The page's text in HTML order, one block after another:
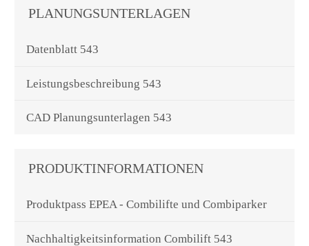
PLANUNGSUNTERLAGEN
Datenblatt 543
Leistungsbeschreibung 543
CAD Planungsunterlagen 543
PRODUKTINFORMATIONEN
Produktpass EPEA - Combilifte und Combiparker
Nachhaltigkeitsinformation Combilift 543